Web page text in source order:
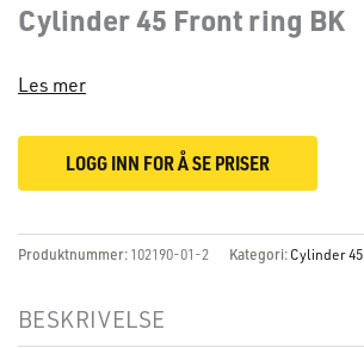
Cylinder 45 Front ring BK
Les mer
LOGG INN FOR Å SE PRISER
Produktnummer: 102190-01-2 Kategori: Cylinder 45
BESKRIVELSE